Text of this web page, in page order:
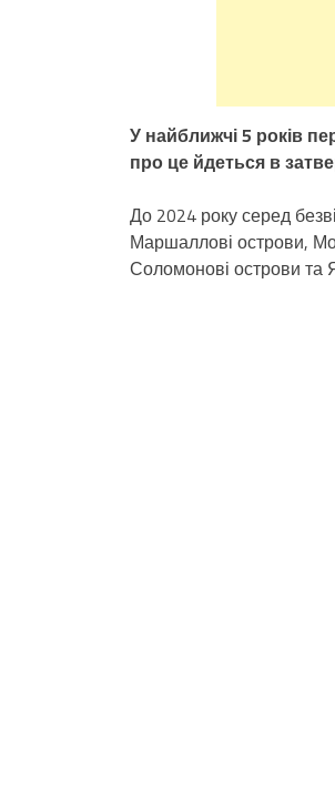
У найближчі 5 років
про це йдеться в
До 2024 року серед
Маршаллові острови,
Соломонові острови та